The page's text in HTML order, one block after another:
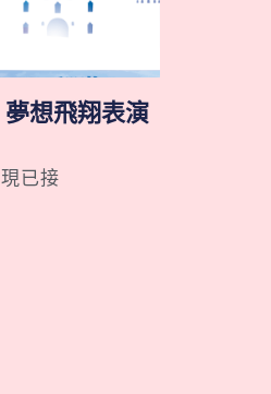
想飛翔表演
已接